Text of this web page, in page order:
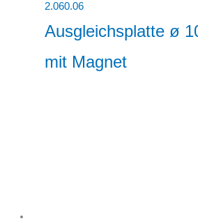
2.060.06
Ausgleichsplatte ø
mit Magnet